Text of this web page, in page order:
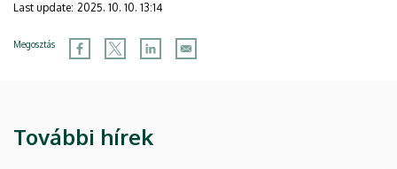
Last update: 2025. 10. 10. 13:14
Megosztás
További hírek